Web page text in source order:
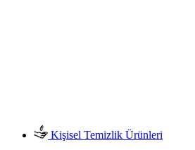
Kişisel Temizlik Ürünleri